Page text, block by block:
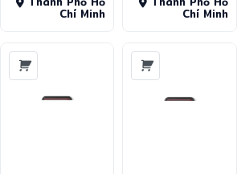
Chí Minh Chí Minh